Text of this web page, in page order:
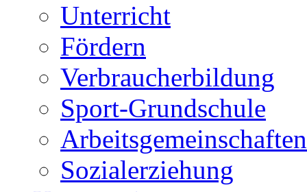
Unterricht
Fördern
Verbraucherbildung
Sport-Grundschule
Arbeitsgemeinschaften
Sozialerziehung